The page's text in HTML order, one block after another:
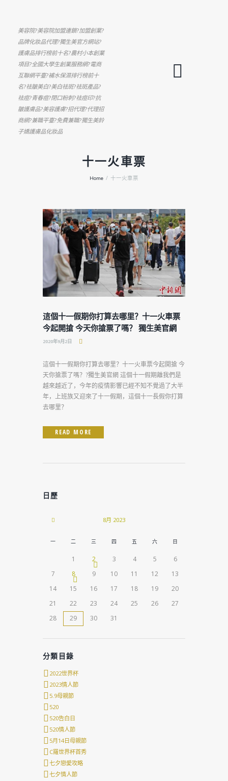
美容院?美容院加盟連鎖?加盟創業?
品牌化妝品代理?獨生美官方網站?
護膚品排行榜前十名?農村小本創業
項目?全國大學生創業服務網?電商
互聯網平臺?補水保濕排行榜前十
名?祛皺美白?美白祛斑?祛斑產品?
祛痘?青春痘?閉口粉刺?祛痘印?抗
皺護膚品?美容護膚?招代理?代理招
商網?兼職平臺?免費兼職?獨生美鈴
子嬌護膚品化妝品
十一火車票
Home 十一火車票
這個十一假期你打算去哪里？十一火車票
今起開搶 今天你搶票了嗎？ 獨生美官網
2020年9月2日
這個十一假期你打算去哪里？十一火車票今起開搶 今
天你搶票了嗎？?獨生美官網 這個十一假期離我們是
越來越近了，今年的疫情影響已經不知不覺過了大半
年，上班族又迎來了十一假期，這個十一長假你打算
去哪里？
READ MORE
日歷
8月 2023
一 二 三 四 五 六 日
1 2 3 4 5
6
7
8 9 10 11 12
13
14
15 16 17 18 19
20
21
22 23 24 25 26
27
28
29 30 31
分類目錄
2022世界杯
2023情人節
5.9母親節
520
520告白日
520情人節
5月14日母親節
C羅世界杯首秀
七夕戀愛攻略
七夕情人節